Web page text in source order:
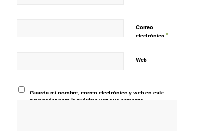
Correo
electrónico *
Web
Guarda mi nombre, correo electrónico y web en este
navegador para la próxima vez que comente.